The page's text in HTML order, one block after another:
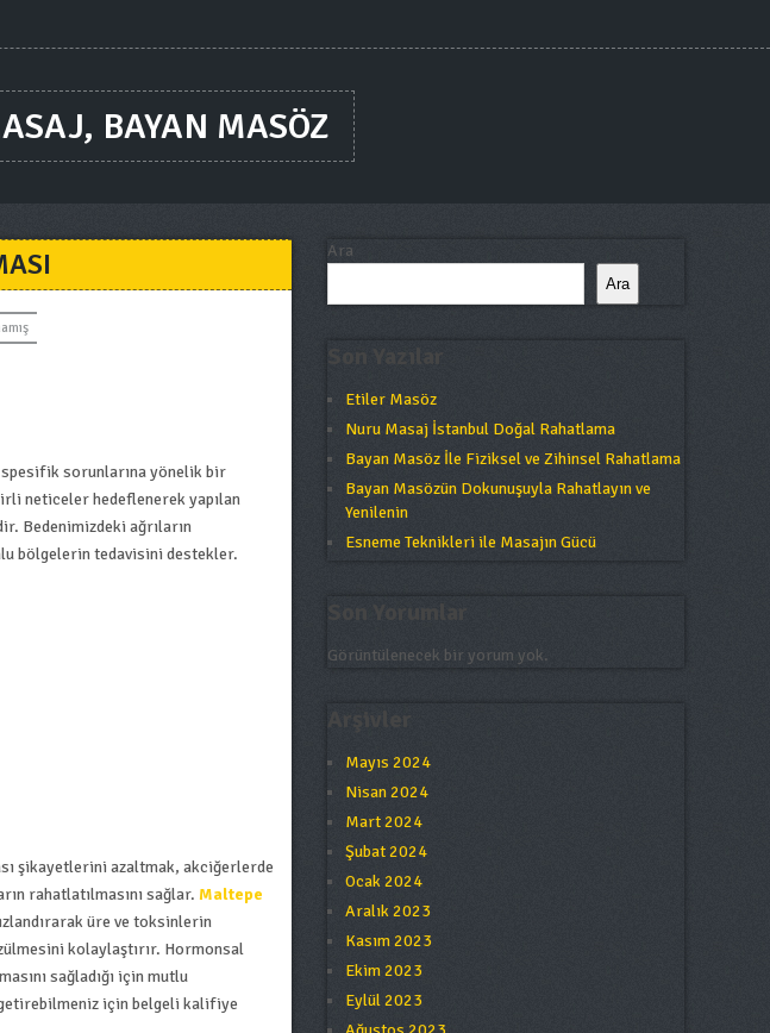
BAYAN MASÖZ
spesifik sorunlarına yönelik bir
neticeler hedeflenerek yapılan
Bedenimizdeki ağrıların
bölgelerin tedavisini destekler.
şikayetlerini azaltmak, akciğerlerde
rahatlatılmasını sağlar. Maltepe
üre ve toksinlerin
kolaylaştırır. Hormonsal
sağladığı için mutlu
için belgeli kalifiye
Ara
Ara
Etiler Masöz
Nuru Masaj İstanbul Doğal Rahatlama
Bayan Masöz İle Fiziksel ve Zihinsel Rahatlama
Bayan Masözün Dokunuşuyla Rahatlayın ve
Yenilenin
Esneme Teknikleri ile Masajın Gücü
Görüntülenecek bir yorum yok.
Mayıs 2024
Nisan 2024
Mart 2024
Şubat 2024
Ocak 2024
Aralık 2023
Kasım 2023
Ekim 2023
Eylül 2023